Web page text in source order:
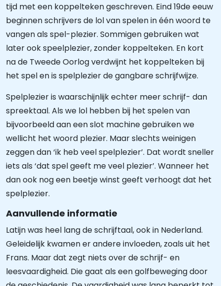
tijd met een koppelteken geschreven. Eind 19de eeuw
beginnen schrijvers de lol van spelen in één woord te
vangen als spel-plezier. Sommigen gebruiken wat
later ook speelplezier, zonder koppelteken. En kort
na de Tweede Oorlog verdwijnt het koppelteken bij
het spel en is spelplezier de gangbare schrijfwijze.
Spelplezier is waarschijnlijk echter meer schrijf- dan
spreektaal. Als we lol hebben bij het spelen van
bijvoorbeeld aan een slot machine gebruiken we
wellicht het woord plezier. Maar slechts weinigen
zeggen dan ‘ik heb veel spelplezier’. Dat wordt sneller
iets als ‘dat spel geeft me veel plezier’. Wanneer het
dan ook nog een beetje winst geeft verhoogt dat het
spelplezier.
Aanvullende informatie
Latijn was heel lang de schrijftaal, ook in Nederland.
Geleidelijk kwamen er andere invloeden, zoals uit het
Frans. Maar dat zegt niets over de schrijf- en
leesvaardigheid. Die gaat als een golfbeweging door